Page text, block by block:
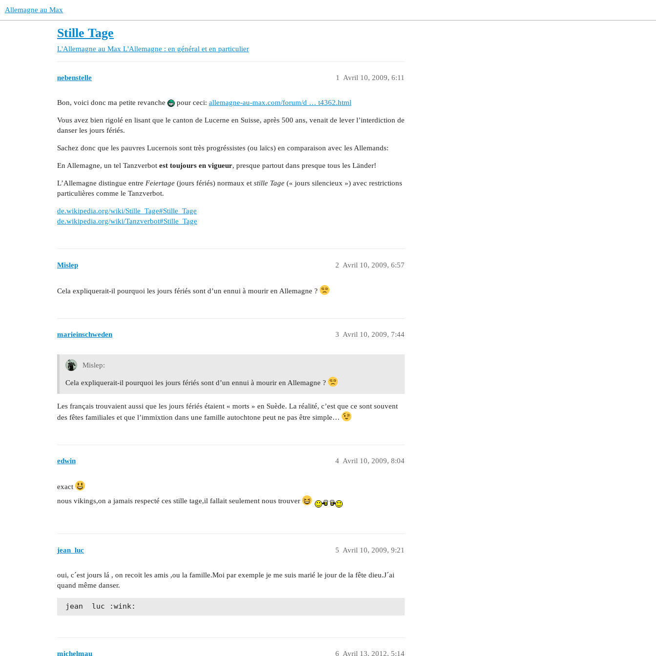
Allemagne au Max
Stille Tage
L'Allemagne au Max L'Allemagne : en général et en particulier
nebenstelle Avril 10, 2009, 6:11
1
Bon, voici donc ma petite revanche pour ceci: allemagne-au-max.com/forum/d … t4362.html
Vous avez bien rigolé en lisant que le canton de Lucerne en Suisse, après 500 ans, venait de lever l’interdiction de
danser les jours fériés.
Sachez donc que les pauvres Lucernois sont très progréssistes (ou laïcs) en comparaison avec les Allemands:
En Allemagne, un tel Tanzverbot est toujours en vigueur, presque partout dans presque tous les Länder!
L’Allemagne distingue entre Feiertage (jours fériés) normaux et stille Tage (« jours silencieux ») avec restrictions
particulières comme le Tanzverbot.
de.wikipedia.org/wiki/Stille_Tage#Stille_Tage
de.wikipedia.org/wiki/Tanzverbot#Stille_Tage
Mislep Avril 10, 2009, 6:57
2
Cela expliquerait-il pourquoi les jours fériés sont d’un ennui à mourir en Allemagne ?
marieinschweden Avril 10, 2009, 7:44
3
Mislep:
Cela expliquerait-il pourquoi les jours fériés sont d’un ennui à mourir en Allemagne ?
Les français trouvaient aussi que les jours fériés étaient « morts » en Suède. La réalité, c’est que ce sont souvent
des fêtes familiales et que l’immixtion dans une famille autochtone peut ne pas être simple…
edwin Avril 10, 2009, 8:04
4
exact
nous vikings,on a jamais respecté ces stille tage,il fallait seulement nous trouver
jean_luc Avril 10, 2009, 9:21
5
oui, c´est jours lá , on recoit les amis ,ou la famille.Moi par exemple je me suis marié le jour de la fête dieu.J´ai
quand même danser.
michelmau Avril 13, 2012, 5:14
6